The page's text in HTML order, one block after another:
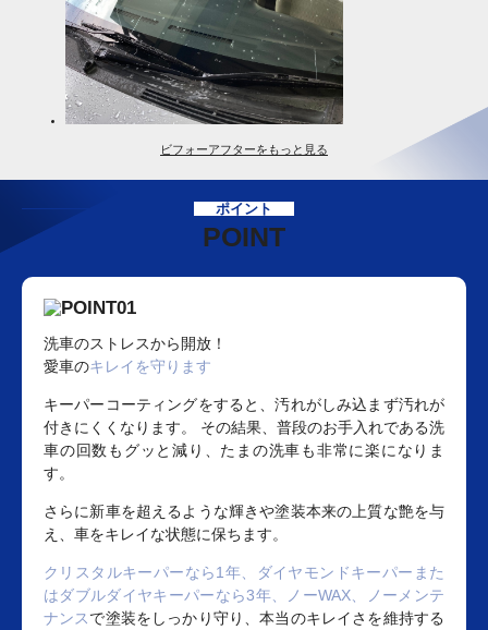
ビフォーアフターをもっと見る
ポイント
POINT
洗車のストレスから開放！
愛車のキレイを守ります
キーパーコーティングをすると、汚れがしみ込まず汚れが
付きにくくなります。 その結果、普段のお手入れである洗
車の回数もグッと減り、たまの洗車も非常に楽になりま
す。
さらに新車を超えるような輝きや塗装本来の上質な艶を与
え、車をキレイな状態に保ちます。
クリスタルキーパーなら1年、ダイヤモンドキーパーまた
はダブルダイヤキーパーなら3年、ノーWAX、ノーメンテ
ナンスで塗装をしっかり守り、本当のキレイさを維持する